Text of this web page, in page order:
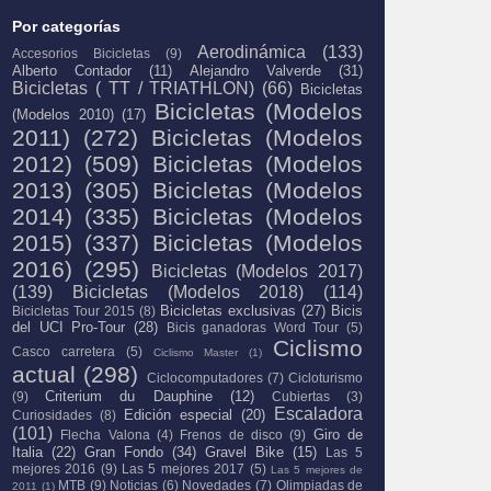
Por categorías
Accesorios Bicicletas (9) Aerodinámica (133)
Alberto Contador (11) Alejandro Valverde (31)
Bicicletas ( TT / TRIATHLON) (66) Bicicletas
(Modelos 2010) (17) Bicicletas (Modelos
2011)
(272)
Bicicletas (Modelos
2012) (509)
Bicicletas (Modelos
2013) (305)
Bicicletas (Modelos
2014) (335)
Bicicletas (Modelos
2015) (337)
Bicicletas (Modelos
2016) (295)
Bicicletas (Modelos 2017)
(139)
Bicicletas (Modelos 2018) (114)
Bicicletas Tour 2015 (8) Bicicletas exclusivas (27) Bicis
del UCI Pro-Tour (28) Bicis ganadoras Word Tour (5)
Casco carretera
(5) Ciclismo Master (1)
Ciclismo
actual (298) Ciclocomputadores (7) Cicloturismo
(9)
Criterium du Dauphine (12) Cubiertas
(3)
Curiosidades (8) Edición especial (20)
Escaladora
(101)
Flecha Valona (4) Frenos de disco (9) Giro de
Italia (22) Gran Fondo (34) Gravel Bike (15)
Las 5
mejores 2016 (9) Las 5 mejores 2017 (5) Las 5 mejores de
2011 (1) MTB (9) Noticias (6) Novedades (7) Olimpiadas de